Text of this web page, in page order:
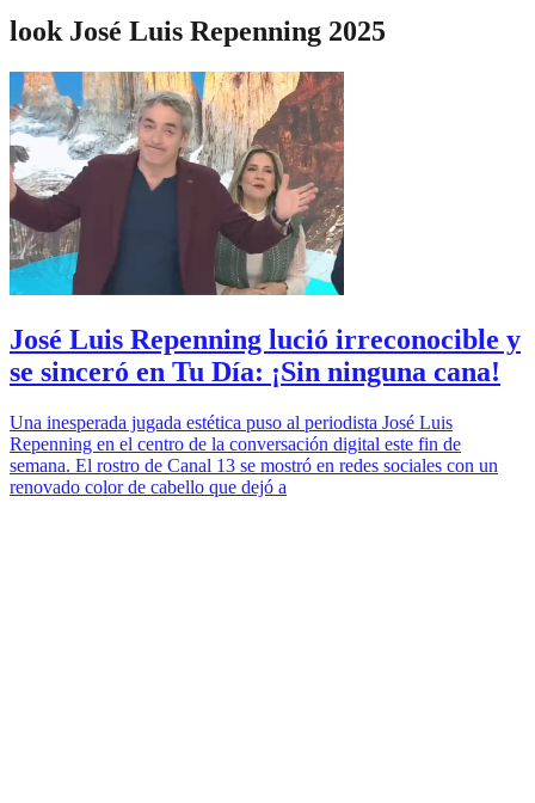
look José Luis Repenning 2025
José Luis Repenning lució irreconocible y
se sinceró en Tu Día: ¡Sin ninguna cana!
Una inesperada jugada estética puso al periodista José Luis
Repenning en el centro de la conversación digital este fin de
semana. El rostro de Canal 13 se mostró en redes sociales con un
renovado color de cabello que dejó a